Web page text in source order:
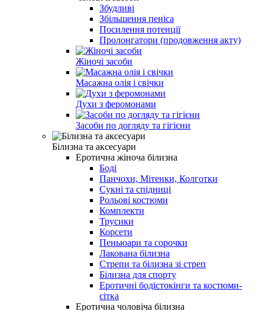
Збудливі
Збільшення пеніса
Посилення потенції
Пролонгатори (продовження акту)
Жіночі засоби
Масажна олія і свічки
Духи з феромонами
Засоби по догляду та гігієни
Білизна та аксесуари
Еротична жіноча білизна
Боді
Панчохи, Мітенки, Колготки
Сукні та спідниці
Рольові костюми
Комплекти
Трусики
Корсети
Пеньюари та сорочки
Лакована білизна
Стрепи та білизна зі стреп
Білизна для спорту
Еротичні бодістокінги та костюми-
сітка
Еротична чоловіча білизна